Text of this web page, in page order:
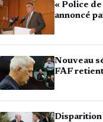
« Police
annoncé
Nouveau
FAF
Disparition